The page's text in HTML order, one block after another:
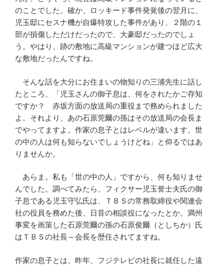
のことでした。確か、ロッキード事件発覚後の翌月に、
児玉邸にセスナ機が自爆特攻した事件があり、２階の１
部が損傷しただけだったので、大豪邸だったのでしょ
う。やはり、跡の敷地に高級マンションが建つほど広大
な敷地だったんですね。
そんな話を大分にお住まいの物知りの三浦先生に話し
たところ、「児玉さんの御子息は、何をされたかご存知
ですか？ 赤坂方面の放送局の重役まで務められました
よ。それより、あの石原莞爾の孫はその放送局の会長ま
でやってますよ。作家の息子とはレベルが違います。世
の中の人は何も知らないでしょうけどね」と仰るではあ
りませんか。
あらま。私も「世の中の人」ですから、何も知りませ
んでした。調べてみたら、フィクサー児玉誉士夫氏の御
子息である児玉守弘氏は、ＴＢＳの常務取締役や関連会
社の役員を務めた後、日音の相談役になったとか。満州
事変を画策した石原莞爾の孫の石原俊爾（としちか）氏
はＴＢＳの社長～会長を歴任されてますね。
作家の息子とは、昨年、フジテレビの社長に就任した遠